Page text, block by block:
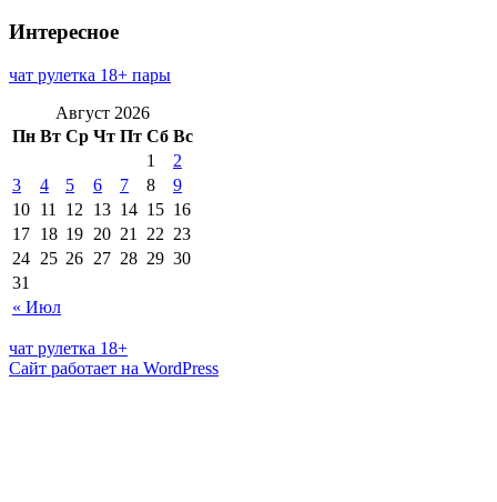
Интересное
чат рулетка 18+ пары
Август 2026
Пн Вт Ср Чт Пт Сб Вс
« Июл
1
2
3
4 5 6 7 8
9
10 11 12 13 14 15 16
17 18 19 20 21 22 23
24 25 26 27 28 29 30
31
чат рулетка 18+
Сайт работает на WordPress